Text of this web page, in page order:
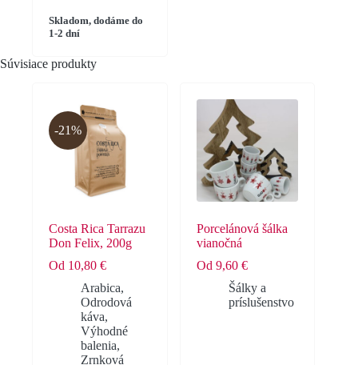
variantov.
Možnosti
môžete
stránke
produktu.
Skladom, dodáme do
1-2 dní
Súvisiace produkty
-21%
Costa Rica Tarrazu
Don Felix, 200g
Od 10,80 €
Arabica,
Odrodová
káva,
Výhodné
balenia,
Zrnková
Porcelánová šálka
vianočná
Od 9,60 €
Šálky a
príslušenstvo